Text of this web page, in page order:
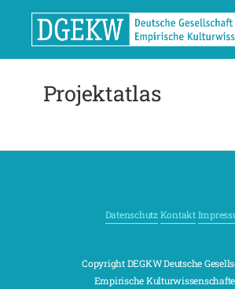
Projektatlas
DatenschutzKontakt
Copyright DEGKW Deutsche
Empirische